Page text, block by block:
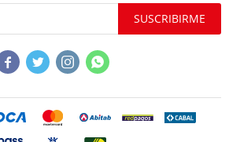
SUSCRIBIRME
   